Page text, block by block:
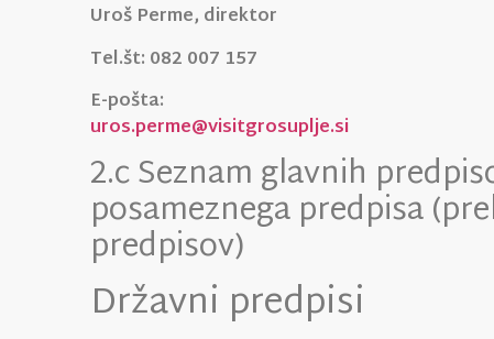
Uroš Perme, direktor
Tel.št: 082 007 157
E-pošta:
uros.perme@visitgrosuplje.si
2.c Seznam glavnih
posameznega predpisa
predpisov)
Državni predpisi